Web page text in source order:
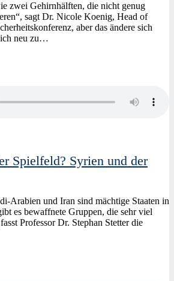
zwei Gehirnhälften, die nicht genug
sagt Dr. Nicole Koenig, Head of
aber das ändere sich
neu zu…
Spielfeld? Syrien und der
Arabien und Iran sind mächtige Staaten in
es bewaffnete Gruppen, die sehr viel
Professor Dr. Stephan Stetter die